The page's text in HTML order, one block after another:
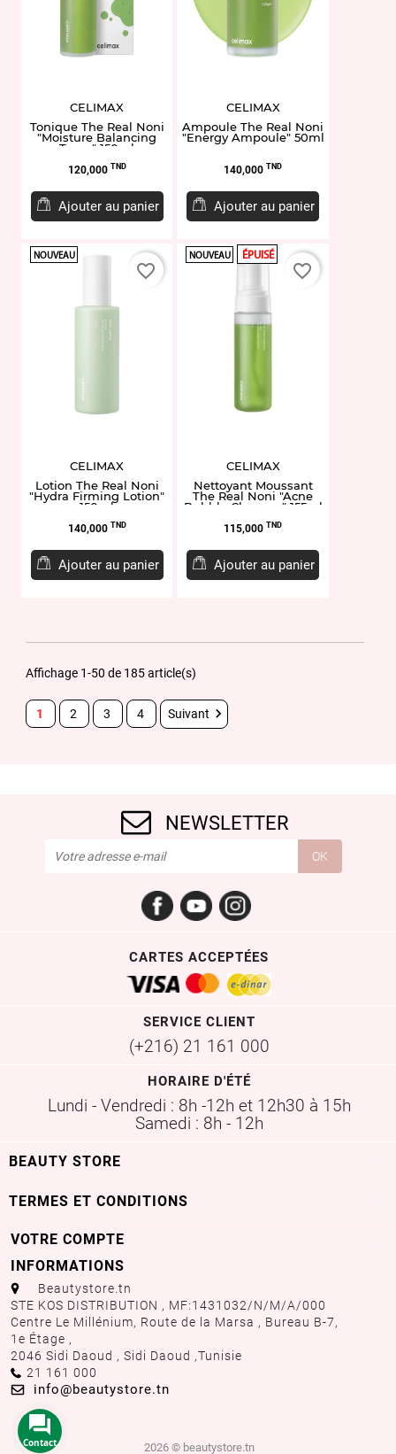
CELIMAX
Tonique The Real Noni
"Moisture Balancing
Toner" 150ml
Prix
120,000 TND
Ajouter au panier
CELIMAX
Ampoule The Real Noni
"Energy Ampoule" 50ml
Prix
140,000 TND
Ajouter au panier
NOUVEAU
CELIMAX
Lotion The Real Noni
"Hydra Firming Lotion"
150ml
Prix
140,000 TND
Ajouter au panier
favorite_border
NOUVEAU ÉPUISÉ
CELIMAX
Nettoyant Moussant
The Real Noni "Acne
Bubble Cleanser" 155ml
Prix
115,000 TND
Ajouter au panier
favorite_border
Affichage 1-50 de 185 article(s)
1 2 3 4 Suivant 
NEWSLETTER
FacebookYouTubeInstagram
CARTES ACCEPTÉES
SERVICE CLIENT
(+216) 21 161 000
HORAIRE D'ÉTÉ
Lundi - Vendredi : 8h -12h et 12h30 à 15h
Samedi : 8h - 12h
BEAUTY STORE
TERMES ET CONDITIONS
VOTRE COMPTE
INFORMATIONS
aaa
Beautystore.tn
STE KOS DISTRIBUTION , MF:1431032/N/M/A/000
Centre Le Millénium, Route de la Marsa , Bureau B-7,
1e Étage ,
2046 Sidi Daoud , Sidi Daoud ,Tunisie
Call us:
21 161 000
Email us:
info@beautystore.tn
2026 © beautystore.tn
Contact